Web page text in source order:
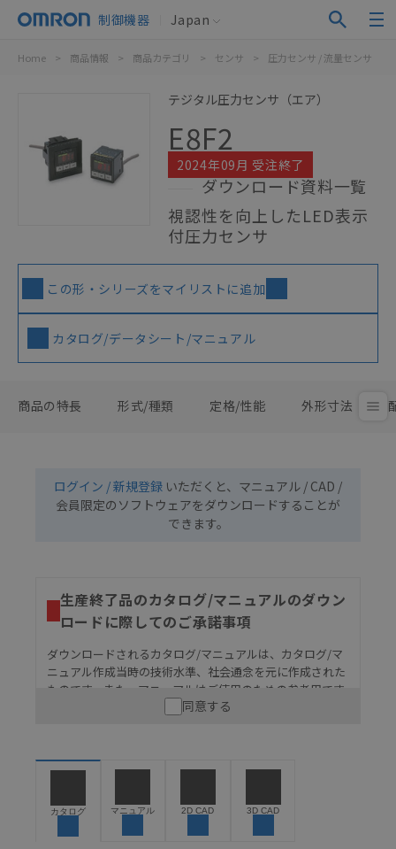
制御機器 Japan
Home > 商品情報 > 商品カテゴリ > センサ > 圧力センサ / 流量センサ
テジタル圧力センサ（エア）
E8F2
2024年09月 受注終了
ダウンロード資料一覧
視認性を向上したLED表示
付圧力センサ
この形・シリーズをマイリストに追加
カタログ/データシート/マニュアル
商品の特長 形式/種類 定格/性能 外形寸法
ログイン / 新規登録 いただくと、マニュアル / CAD /
会員限定のソフトウェアをダウンロードすることが
できます。
生産終了品のカタログ/マニュアルのダウン
ロードに際してのご承諾事項
ダウンロードされるカタログ/マニュアルは、カタログ/マ
ニュアル作成当時の技術水準、社会通念を元に作成された
ものです。また、マニュアルはご使用のための参考用です
ので、ご使用にあたっての安全性については十分にご配慮
うな用途に使用される場合には、システム全体として
保できるよう設計されていること、および本製品が全
同意する
カタログ マニュアル 2D CAD 3D CAD